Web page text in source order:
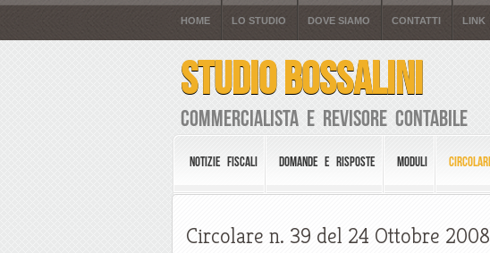
HOME LO STUDIO DOVE SIAMO CONTATTI LINK
STUDIO BOSSALINI
Commercialista e Revisore Contabile
NOTIZIE FISCALI DOMANDE E RISPOSTE MODULI CIRCOLARI
Circolare n. 39 del 24 Ottobre 2008